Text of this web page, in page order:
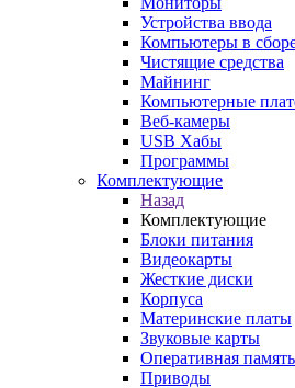
Устройства ввода
Компьютеры в
Чистящие средства
Майнинг
Компьютерные
Веб-камеры
USB Хабы
Программы
Комплектующие
Назад
Комплектующие
Блоки питания
Видеокарты
Жесткие диски
Корпуса
Материнские платы
Звуковые карты
Оперативная память
Приводы